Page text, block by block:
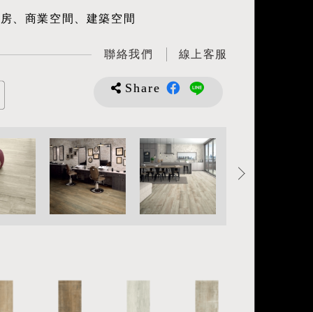
、商業空間、建築空間
聯絡我們 線上客服
Share